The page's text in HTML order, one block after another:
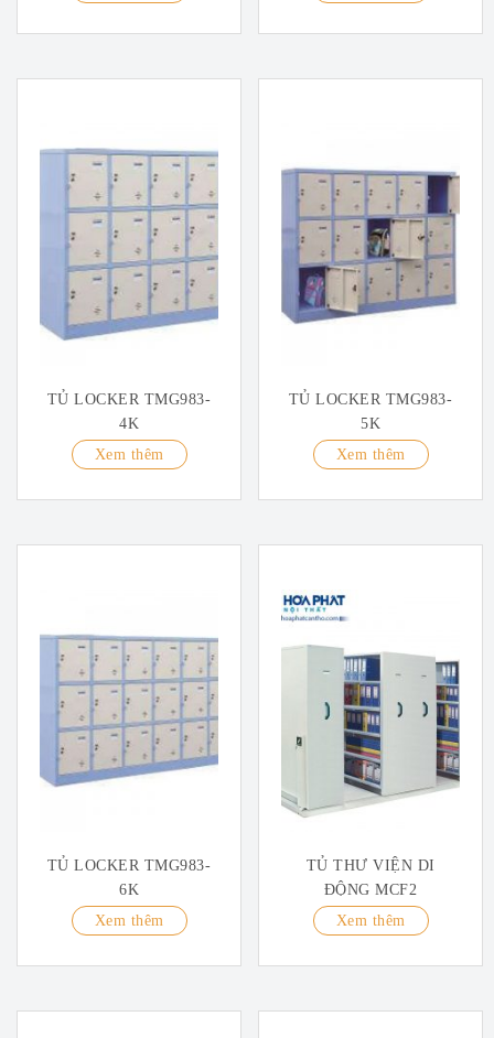
TỦ LOCKER TMG983-
4K
Xem thêm
TỦ LOCKER TMG983-
5K
Xem thêm
TỦ LOCKER TMG983-
6K
Xem thêm
TỦ THƯ VIỆN DI
ĐỘNG MCF2
Xem thêm